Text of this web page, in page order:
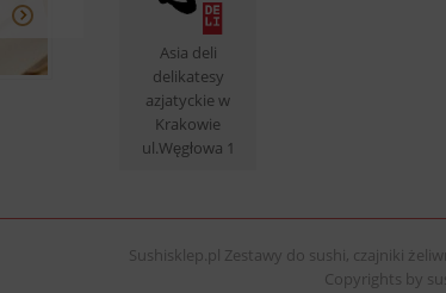
Asia deli
delikatesy
azjatyckie w
Krakowie
ul.Węgłowa 1
Sushisklep.pl Zestawy do sushi, czajniki
Copyrights by